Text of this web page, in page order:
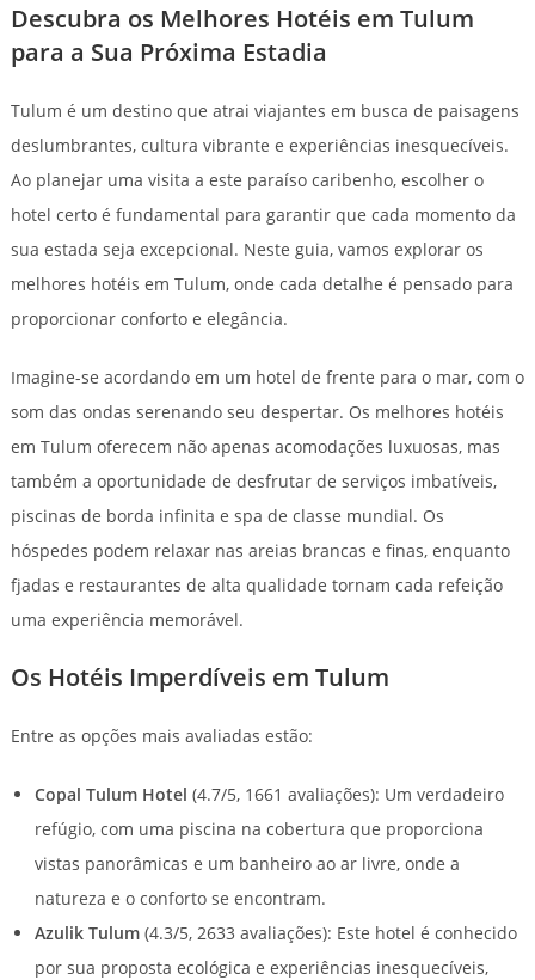
Descubra os Melhores Hotéis em Tulum
para a Sua Próxima Estadia
Tulum é um destino que atrai viajantes em busca de paisagens
deslumbrantes, cultura vibrante e experiências inesquecíveis.
Ao planejar uma visita a este paraíso caribenho, escolher o
hotel certo é fundamental para garantir que cada momento da
sua estada seja excepcional. Neste guia, vamos explorar os
melhores hotéis em Tulum, onde cada detalhe é pensado para
proporcionar conforto e elegância.
Imagine-se acordando em um hotel de frente para o mar, com o
som das ondas serenando seu despertar. Os melhores hotéis
em Tulum oferecem não apenas acomodações luxuosas, mas
também a oportunidade de desfrutar de serviços imbatíveis,
piscinas de borda infinita e spa de classe mundial. Os
hóspedes podem relaxar nas areias brancas e finas, enquanto
fjadas e restaurantes de alta qualidade tornam cada refeição
uma experiência memorável.
Os Hotéis Imperdíveis em Tulum
Entre as opções mais avaliadas estão:
Copal Tulum Hotel (4.7/5, 1661 avaliações): Um verdadeiro
refúgio, com uma piscina na cobertura que proporciona
vistas panorâmicas e um banheiro ao ar livre, onde a
natureza e o conforto se encontram.
Azulik Tulum(4.3/5, 2633 avaliações): Este hotel é conhecido
por sua proposta ecológica e experiências inesquecíveis,